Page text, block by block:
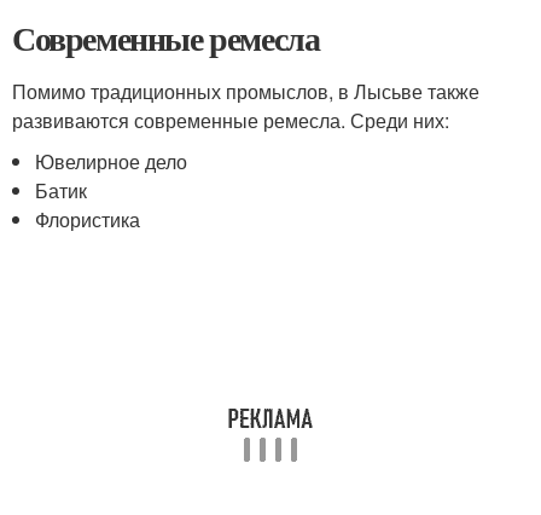
Современные ремесла
Помимо традиционных промыслов, в Лысьве также
развиваются современные ремесла. Среди них:
Ювелирное дело
Батик
Флористика